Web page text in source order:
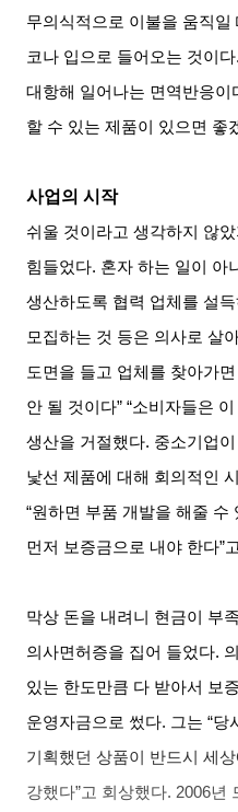
무의식적으로 이불을 움직일
코나 입으로 들어오는 것이다.
대항해 일어나는 면역반응이
할 수 있는 제품이 있으면 좋
사업의 시작
쉬울 것이라고 생각하지 않
힘들었다. 혼자 하는 일이 아
생산하도록 협력 업체를 설득
모집하는 것 등은 의사로 살
도면을 들고 업체를 찾아가
안 될 것이다” “소비자들은
생산을 거절했다. 중소기업
낯선 제품에 대해 회의적인
“원하면 부품 개발을 해줄 수
먼저 보증금으로 내야 한다”
막상 돈을 내려니 현금이 부
의사면허증을 집어 들었다.
있는 한도만큼 다 받아서 보
운영자금으로 썼다. 그는 “당
기획했던 상품이 반드시 세
강했다”고 회상했다. 2006년